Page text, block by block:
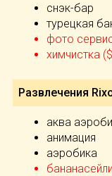
снэк-бар
турецкая
фото
химчистка
Развлечения
аква
анимация
аэробика